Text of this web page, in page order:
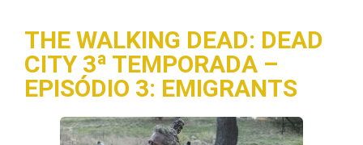
THE WALKING DEAD: DEAD
CITY 3ª TEMPORADA –
EPISÓDIO 3: EMIGRANTS